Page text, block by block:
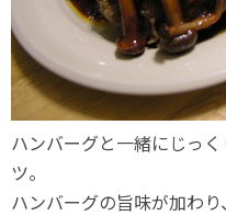
ハンバーグと一緒にじっ
ツ。
ハンバーグの旨味が加わ